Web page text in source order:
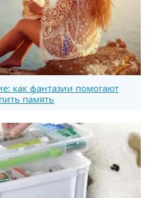
как фантазии помогают
память